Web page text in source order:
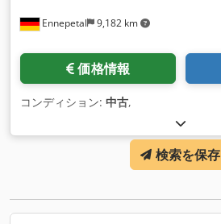
Ennepetal 9,182 km
価格情報
コンディション: 中古,
検索を保存